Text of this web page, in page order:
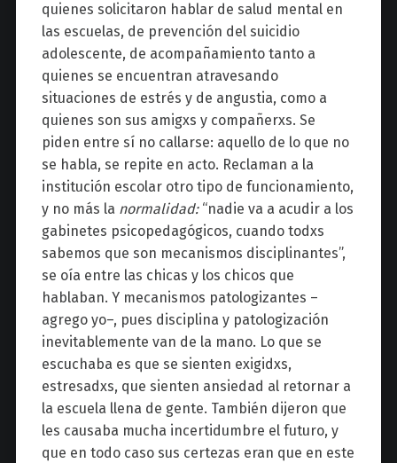
quienes solicitaron hablar de salud mental en
las escuelas, de prevención del suicidio
adolescente, de acompañamiento tanto a
quienes se encuentran atravesando
situaciones de estrés y de angustia, como a
quienes son sus amigxs y compañerxs. Se
piden entre sí no callarse: aquello de lo que no
se habla, se repite en acto. Reclaman a la
institución escolar otro tipo de funcionamiento,
y no más la normalidad: “nadie va a acudir a los
gabinetes psicopedagógicos, cuando todxs
sabemos que son mecanismos disciplinantes”,
se oía entre las chicas y los chicos que
hablaban. Y mecanismos patologizantes –
agrego yo–, pues disciplina y patologización
inevitablemente van de la mano. Lo que se
escuchaba es que se sienten exigidxs,
estresadxs, que sienten ansiedad al retornar a
la escuela llena de gente. También dijeron que
les causaba mucha incertidumbre el futuro, y
que en todo caso sus certezas eran que en este